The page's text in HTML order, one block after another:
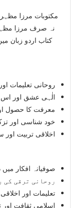
مکتوبات مرزا
نہ صرف مرزا
کتاب اردو زبان
روحانی تعلیمات
الٰہی عشق اور
معرفت کا حصول
خود شناسی اور
اخلاقی تربیت
صوفیانہ افکار
روحانی ترقی کی
تعلیمات اور
اسلامی ثقافت اور